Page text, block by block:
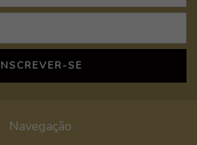
Navegação